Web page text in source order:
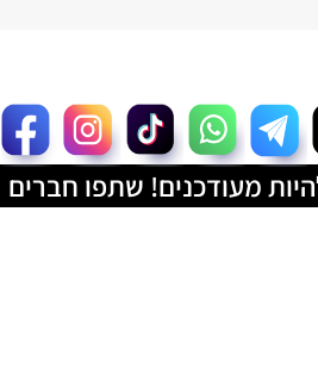
מעודכנים! שתפו חברים